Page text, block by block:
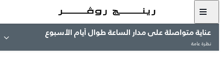
عناية متواصلة على مدار الساعة طوال أيام الأسبوع
نظرة عامة